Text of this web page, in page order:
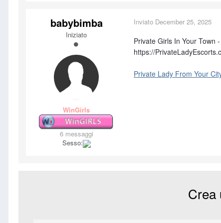
babybimba
Iniziato
WinGirls
6 messaggi
Sesso:
Inviato December 25, 2025
Private Girls In Your Town
https://
Private Lady From Your
Crea